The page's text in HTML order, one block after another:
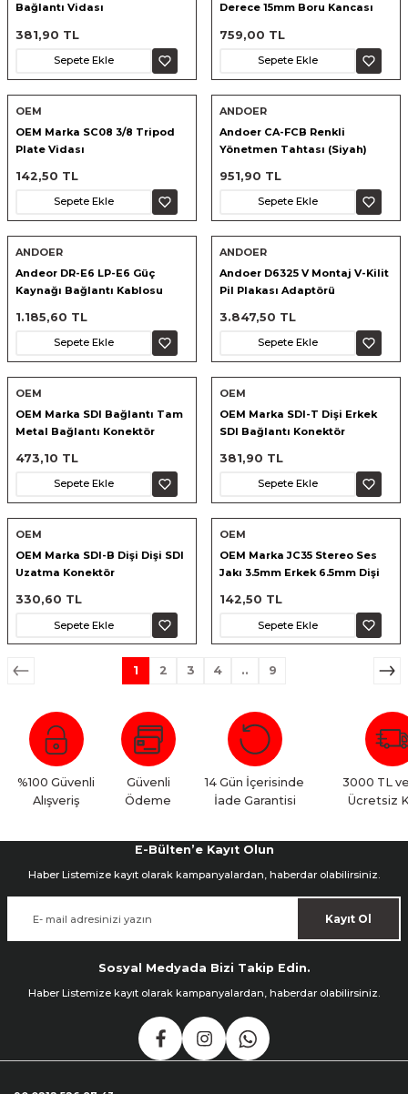
Bağlantı Vidası
381,90 TL
Sepete Ekle
Derece 15mm Boru Kancası
759,00 TL
Sepete Ekle
OEM
OEM Marka SC08 3/8 Tripod
Plate Vidası
142,50 TL
Sepete Ekle
ANDOER
Andoer CA-FCB Renkli
Yönetmen Tahtası (Siyah)
951,90 TL
Sepete Ekle
ANDOER
Andeor DR-E6 LP-E6 Güç
Kaynağı Bağlantı Kablosu
1.185,60 TL
Sepete Ekle
ANDOER
Andoer D6325 V Montaj V-Kilit
Pil Plakası Adaptörü
3.847,50 TL
Sepete Ekle
OEM
OEM Marka SDI Bağlantı Tam
Metal Bağlantı Konektör
473,10 TL
Sepete Ekle
OEM
OEM Marka SDI-T Dişi Erkek
SDI Bağlantı Konektör
381,90 TL
Sepete Ekle
OEM
OEM Marka SDI-B Dişi Dişi SDI
Uzatma Konektör
330,60 TL
Sepete Ekle
OEM
OEM Marka JC35 Stereo Ses
Jakı 3.5mm Erkek 6.5mm Dişi
142,50 TL
Sepete Ekle
1 2 3 4 .. 9
%100 Güvenli
Alışveriş
Güvenli
Ödeme
14 Gün İçerisinde
İade Garantisi
3000 TL
Ücretsiz
E-Bülten’e Kayıt Olun
Haber Listemize kayıt olarak kampanyalardan, haberdar olabilirsiniz.
Kayıt Ol
Sosyal Medyada Bizi Takip Edin.
Haber Listemize kayıt olarak kampanyalardan, haberdar olabilirsiniz.